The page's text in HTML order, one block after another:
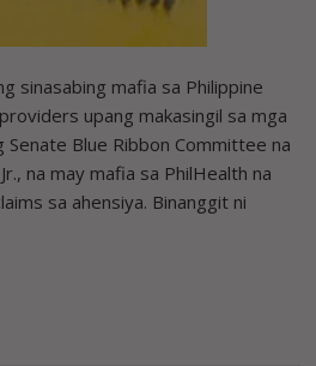
sinasabing mafia sa Philippine
upang makasingil sa mga
Blue Ribbon Committee na
na may mafia sa PhilHealth na
sa ahensiya. Binanggit ni